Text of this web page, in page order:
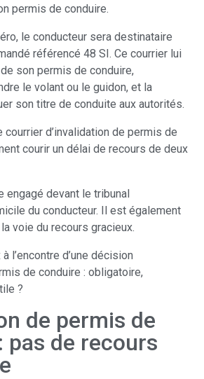
permis de conduire.
le conducteur sera destinataire
référencé 48 SI. Ce courrier lui
son permis de conduire,
le volant ou le guidon, et la
son titre de conduite aux autorités.
d’invalidation de permis de
courir un délai de recours de deux
engagé devant le tribunal
du conducteur. Il est également
voie du recours gracieux.
l’encontre d’une décision
de conduire : obligatoire,
?
de permis de
pas de recours